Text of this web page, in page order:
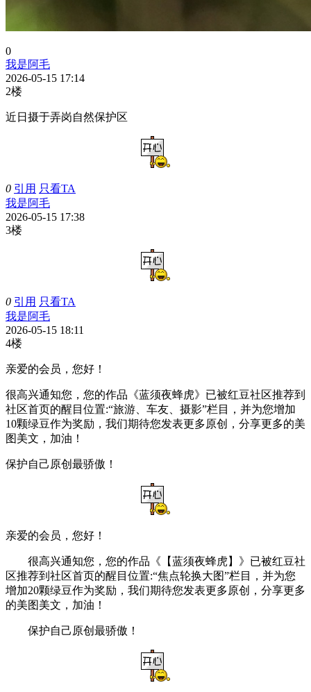
0
我是阿毛
2026-05-15 17:14
2楼
近日摄于弄岗自然保护区
0 引用 只看TA
我是阿毛
2026-05-15 17:38
3楼
0 引用 只看TA
我是阿毛
2026-05-15 18:11
4楼
亲爱的会员，您好！
很高兴通知您，您的作品《蓝须夜蜂虎》已被红豆社区推荐到
社区首页的醒目位置:“旅游、车友、摄影”栏目，并为您增加
10颗绿豆作为奖励，我们期待您发表更多原创，分享更多的美
图美文，加油！
保护自己原创最骄傲！
亲爱的会员，您好！
很高兴通知您，您的作品《【蓝须夜蜂虎】》已被红豆社
区推荐到社区首页的醒目位置:“焦点轮换大图”栏目，并为您
增加20颗绿豆作为奖励，我们期待您发表更多原创，分享更多
的美图美文，加油！
保护自己原创最骄傲！